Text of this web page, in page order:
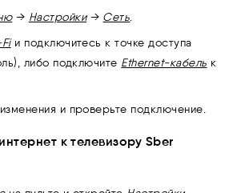
→ Настройки→ Сеть.
и подключитесь к точке доступа
либо подключите Ethernet-кабель к
и проверьте подключение.
к телевизору Sber